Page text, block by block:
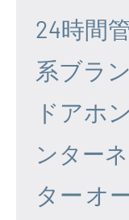
24時間
系ブラ
ドアホン
ンター
ター オ